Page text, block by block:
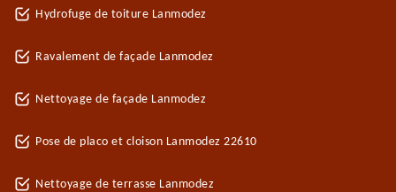
Hydrofuge de toiture Lanmodez
Ravalement de façade Lanmodez
Nettoyage de façade Lanmodez
Pose de placo et cloison Lanmodez 22610
Nettoyage de terrasse Lanmodez